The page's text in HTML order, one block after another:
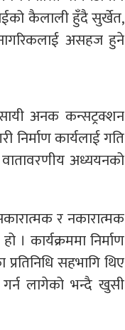
कैलाली हुँदै सुर्खेत,
असहज हुने
अनक कन्सट्रक्शन
निर्माण कार्यलाई गति
अध्ययनको
र नकारात्मक
। कार्यक्रममा निर्माण
सहभागि थिए
गर्न लागेको भन्दै खुसी